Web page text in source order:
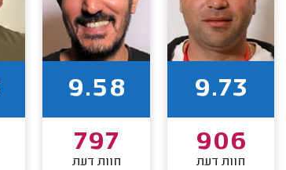
9.73
906
חוות דעת
9.58
797
חוות דעת